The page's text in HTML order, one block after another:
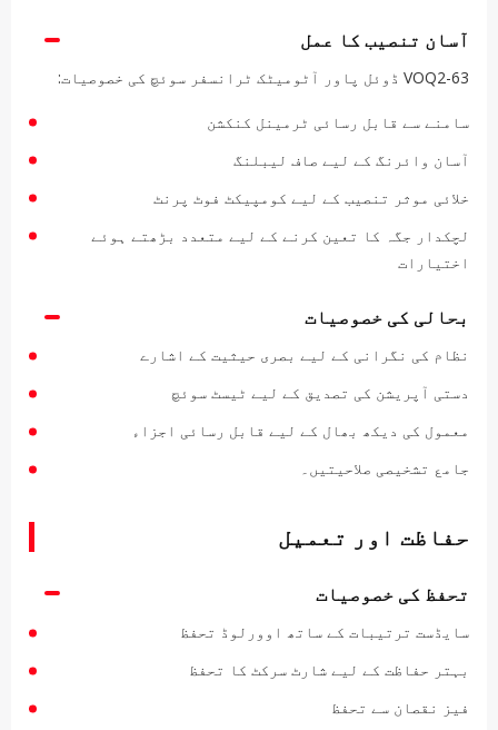
آسان تنصیب کا عمل
VOQ2-63 ڈوئل پاور آٹومیٹک ٹرانسفر سوئچ کی خصوصیات:
سامنے سے قابل رسائی ٹرمینل کنکشن
آسان وائرنگ کے لیے صاف لیبلنگ
خلائی موثر تنصیب کے لیے کومپیکٹ فوٹ پرنٹ
لچکدار جگہ کا تعین کرنے کے لیے متعدد بڑھتے ہوئے
اختیارات
بحالی کی خصوصیات
نظام کی نگرانی کے لیے بصری حیثیت کے اشارے
دستی آپریشن کی تصدیق کے لیے ٹیسٹ سوئچ
معمول کی دیکھ بھال کے لیے قابل رسائی اجزاء
جامع تشخیصی صلاحیتیں۔
حفاظت اور تعمیل
تحفظ کی خصوصیات
سایڈست ترتیبات کے ساتھ اوورلوڈ تحفظ
بہتر حفاظت کے لیے شارٹ سرکٹ کا تحفظ
فیز نقصان سے تحفظ